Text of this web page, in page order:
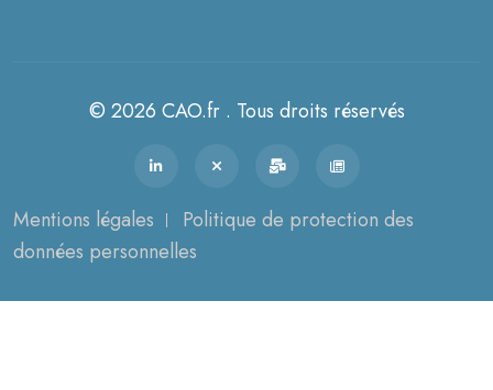
© 2026 CAO.fr . Tous droits réservés
Mentions légales
Politique de protection des
données personnelles